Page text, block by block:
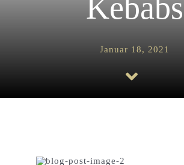
Kebabs
Januar 18, 2021